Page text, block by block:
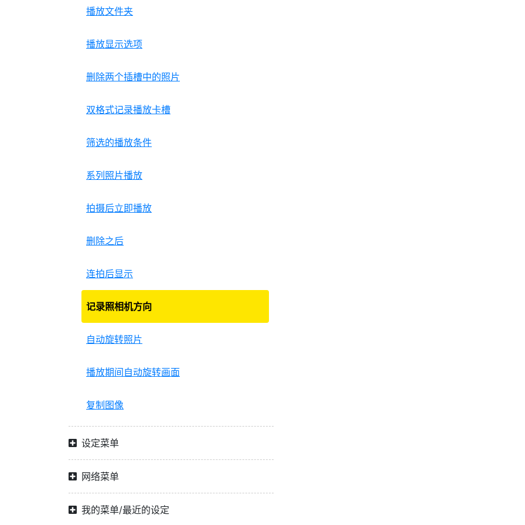
播放文件夹
播放显示选项
删除两个插槽中的照片
双格式记录播放卡槽
筛选的播放条件
系列照片播放
拍摄后立即播放
删除之后
连拍后显示
记录照相机方向
自动旋转照片
播放期间自动旋转画面
复制图像
设定菜单
网络菜单
我的菜单/最近的设定